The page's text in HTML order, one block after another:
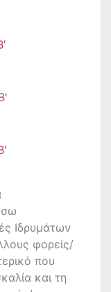
Ιδρυμάτων
φορείς/
που
και τη